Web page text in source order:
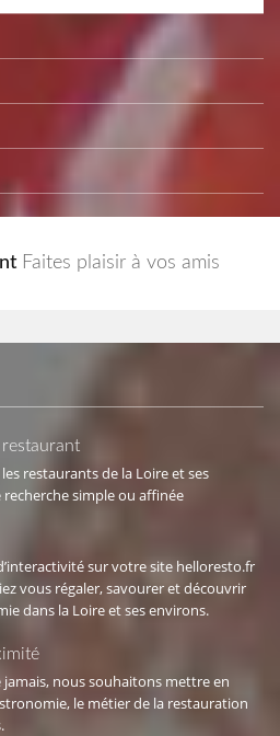
Faites plaisir à vos amis
restaurant
restaurants de la Loire et ses
simple ou affinée
sur votre site helloresto.fr
vous régaler, savourer et découvrir
dans la Loire et ses environs.
jamais, nous souhaitons mettre en
le métier de la restauration